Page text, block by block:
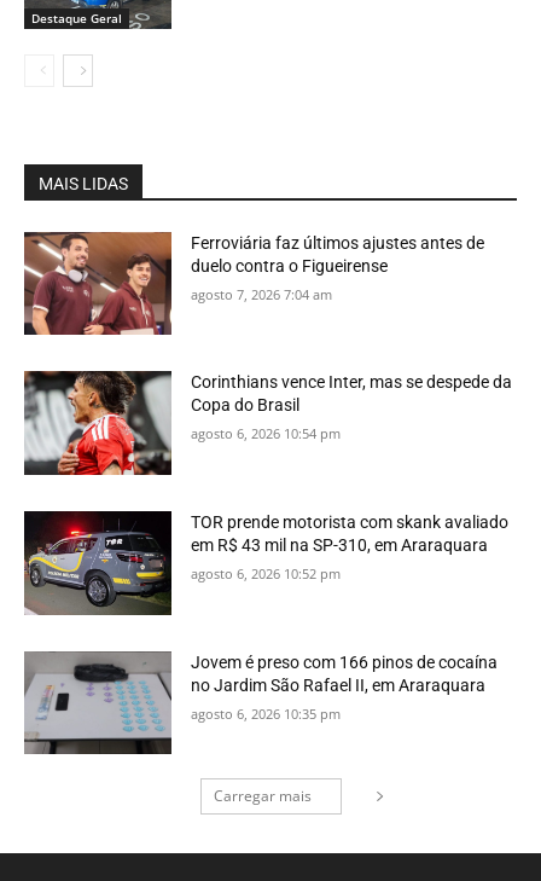
Destaque Geral
MAIS LIDAS
Ferroviária faz últimos ajustes antes de
duelo contra o Figueirense
agosto 7, 2026 7:04 am
Corinthians vence Inter, mas se despede da
Copa do Brasil
agosto 6, 2026 10:54 pm
TOR prende motorista com skank avaliado
em R$ 43 mil na SP-310, em Araraquara
agosto 6, 2026 10:52 pm
Jovem é preso com 166 pinos de cocaína
no Jardim São Rafael II, em Araraquara
agosto 6, 2026 10:35 pm
Carregar mais